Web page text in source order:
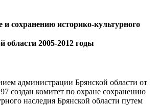
и сохранению историко-культурного
области 2005-2012 годы
администрации Брянской области от
создан комитет по охране сохранению
наследия Брянской области путем